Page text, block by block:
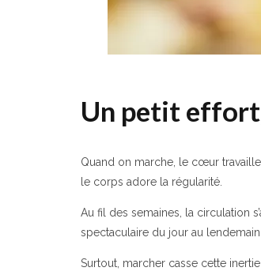
Un petit
Quand on marche, le cœur
le corps adore la régularité.
Au fil des semaines, la circulation
spectaculaire du jour au
Surtout, marcher casse cette